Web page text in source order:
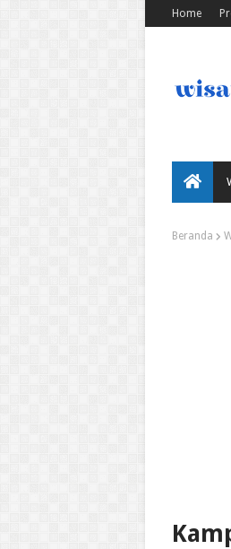
Home
Beranda